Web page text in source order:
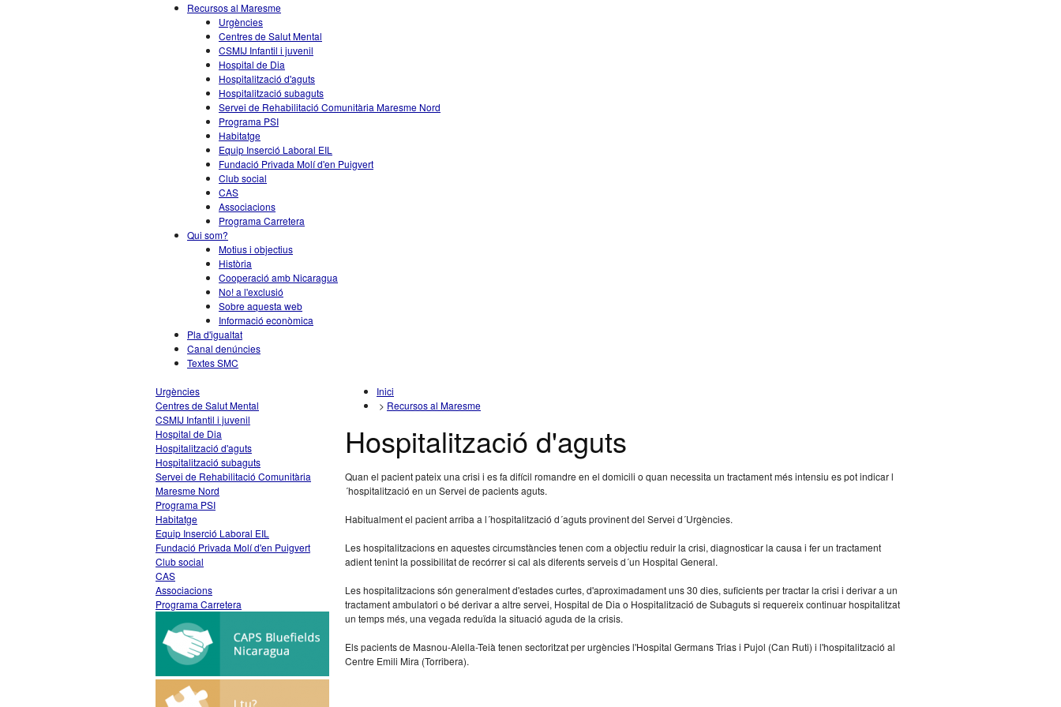
Recursos al Maresme
Urgències
Centres de Salut Mental
CSMIJ Infantil i juvenil
Hospital de Dia
Hospitalització d'aguts
Hospitalització subaguts
Servei de Rehabilitació Comunitària Maresme Nord
Programa PSI
Habitatge
Equip Inserció Laboral EIL
Fundació Privada Molí d'en Puigvert
Club social
CAS
Associacions
Programa Carretera
Qui som?
Motius i objectius
Història
Cooperació amb Nicaragua
No! a l'exclusió
Sobre aquesta web
Informació econòmica
Pla d'igualtat
Canal denúncies
Textes SMC
Urgències
Centres de Salut Mental
CSMIJ Infantil i juvenil
Hospital de Dia
Hospitalització d'aguts
Hospitalització subaguts
Servei de Rehabilitació Comunitària
Maresme Nord
Programa PSI
Habitatge
Equip Inserció Laboral EIL
Fundació Privada Molí d'en Puigvert
Club social
CAS
Associacions
Programa Carretera
Inici
> Recursos al Maresme
Hospitalització d'aguts
Quan el pacient pateix una crisi i es fa difícil romandre en el domicili o quan necessita un tractament més intensiu es pot indicar l
´hospitalització en un Servei de pacients aguts.
Habitualment el pacient arriba a l´hospitalització d´aguts provinent del Servei d´Urgències.
Les hospitalitzacions en aquestes circumstàncies tenen com a objectiu reduir la crisi, diagnosticar la causa i fer un tractament
adient tenint la possibilitat de recórrer si cal als diferents serveis d´un Hospital General.
Les hospitalitzacions són generalment d'estades curtes, d'aproximadament uns 30 dies, suficients per tractar la crisi i derivar a un
tractament ambulatori o bé derivar a altre servei, Hospital de Dia o Hospitalització de Subaguts si requereix continuar hospitalitzat
un temps més, una vegada reduïda la situació aguda de la crisis.
Els pacients de Masnou-Alella-Teià tenen sectoritzat per urgències l'Hospital Germans Trias i Pujol (Can Ruti) i l'hospitalització al
Centre Emili Mira (Torribera).